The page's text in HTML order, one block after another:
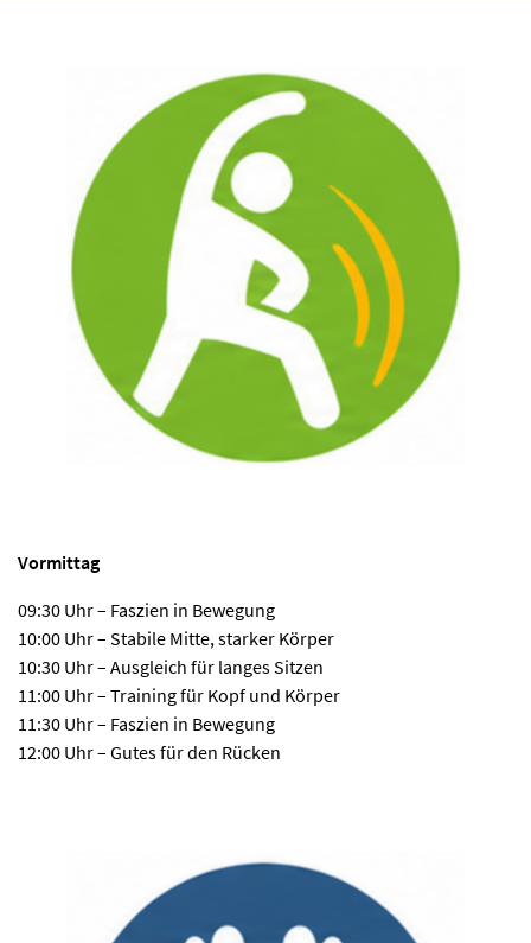
Vormittag
09:30 Uhr – Faszien in Bewegung
10:00 Uhr – Stabile Mitte, starker Körper
10:30 Uhr – Ausgleich für langes Sitzen
11:00 Uhr – Training für Kopf und Körper
11:30 Uhr – Faszien in Bewegung
12:00 Uhr – Gutes für den Rücken